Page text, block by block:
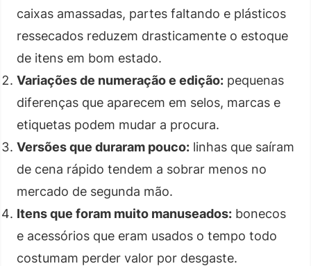
caixas amassadas, partes faltando e plásticos
ressecados reduzem drasticamente o estoque
de itens em bom estado.
Variações de numeração e edição: pequenas
diferenças que aparecem em selos, marcas e
etiquetas podem mudar a procura.
Versões que duraram pouco: linhas que saíram
de cena rápido tendem a sobrar menos no
mercado de segunda mão.
Itens que foram muito manuseados: bonecos
e acessórios que eram usados o tempo todo
costumam perder valor por desgaste.